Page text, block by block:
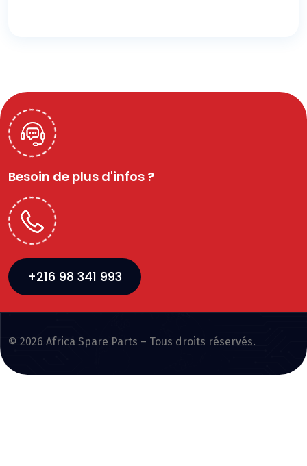
Besoin de plus d'infos ?
+216 98 341 993
© 2026 Africa Spare Parts – Tous droits réservés.